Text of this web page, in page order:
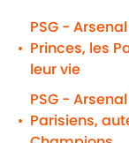
•
PSG -
Princes, les
leur vie
•
PSG -
Parisiens,